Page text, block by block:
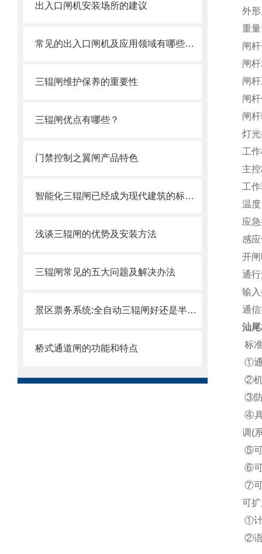
出入口闸机安装场所的建议
常见的出入口闸机及应用领域有哪些呢？
三辊闸维护保养的重要性
三辊闸优点有哪些？
门禁控制之翼闸产品特色
智能化三辊闸已经成为现代建筑的标准配置
浅谈三辊闸的优势及安装方法
三辊闸常见的五大问题及解决办法
景区票务系统:全自动三辊闸好还是半自动三辊闸好
桥式通道闸的功能和特点
外
重
闸
闸
闸
闸
闸
灯
工
主
工
温
应
感
开
通
输
通
汕
标
①通
②机
③防
④具
调(
⑤可
⑥可
⑦可
可
①计
②语